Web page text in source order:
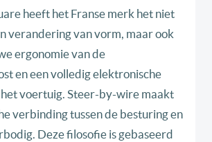
heeft het Franse merk het niet
verandering van vorm, maar ook
ergonomie van de
en een volledig elektronische
voertuig. Steer-by-wire maakt
verbinding tussen de besturing en
Deze filosofie is gebaseerd